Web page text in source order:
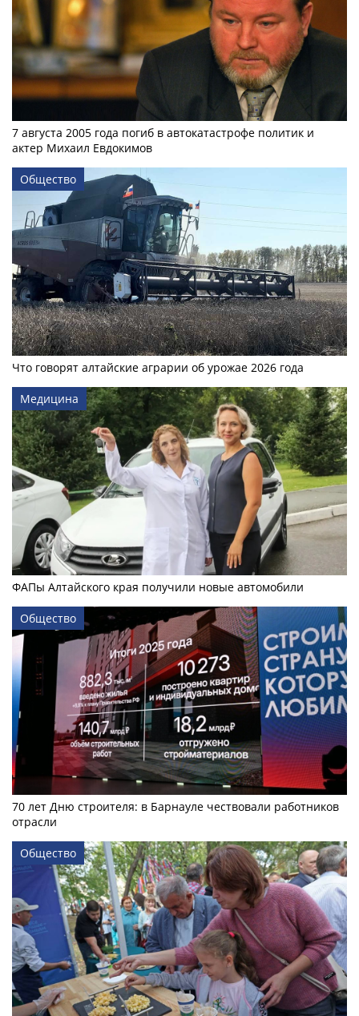
7 августа 2005 года погиб в автокатастрофе политик и
актер Михаил Евдокимов
Общество
Что говорят алтайские аграрии об урожае 2026 года
Медицина
ФАПы Алтайского края получили новые автомобили
Общество
70 лет Дню строителя: в Барнауле чествовали работников
отрасли
Общество